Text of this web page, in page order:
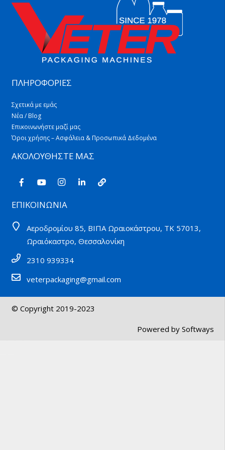
ΠΛΗΡΟΦΟΡΙΕΣ
Σχετικά με εμάς
Νέα / Blog
Επικοινωνήστε μαζί μας
Όροι χρήσης – Ασφάλεια & Προσωπικά Δεδομένα
ΑΚΟΛΟΥΘΗΣΤΕ ΜΑΣ
ΕΠΙΚΟΙΝΩΝΙΑ
Αεροδρομίου 85, ΒΙΠΑ Ωραιοκάστρου, ΤΚ 57013,
Ωραιόκαστρο, Θεσσαλονίκη
2310 939334
veterpackaging@gmail.com
© Copyright 2019-2023
Powered by Softways